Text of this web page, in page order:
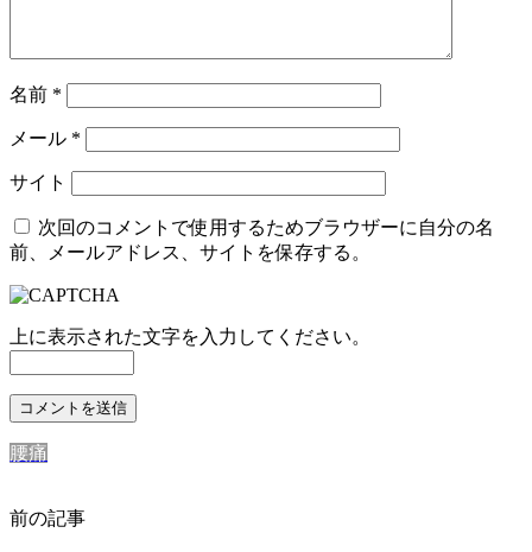
名前 *
メール *
サイト
次回のコメントで使用するためブラウザーに自分の名
前、メールアドレス、サイトを保存する。
上に表示された文字を入力してください。
腰痛
前の記事